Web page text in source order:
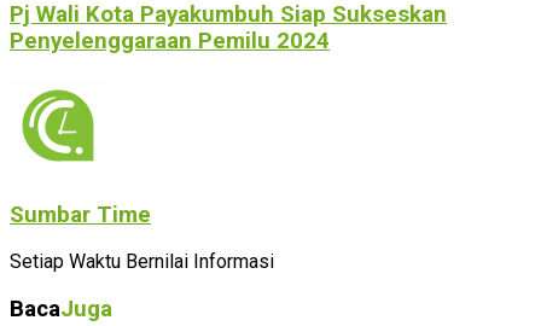
Pj Wali Kota Payakumbuh Siap Sukseskan
Penyelenggaraan Pemilu 2024
Sumbar Time
Setiap Waktu Bernilai Informasi
BacaJuga